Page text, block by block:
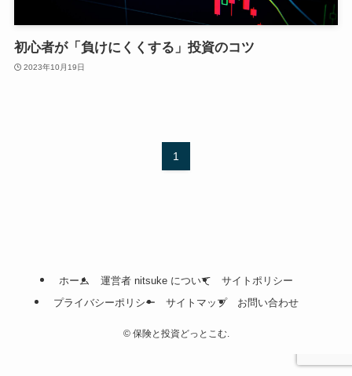
初心者が「負けにくくする」投資のコツ
2023年10月19日
1
ホーム 運営者 nitsuke について
サイトポリシー
プライバシーポリシー
サイトマップ お問い合わせ
©保険と投資どっとこむ.